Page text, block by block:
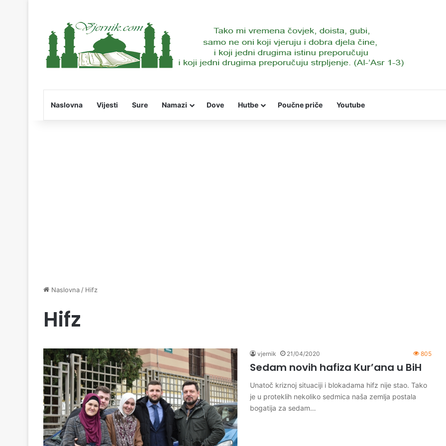
Naslovna Vijesti Sure Namazi Dove Hutbe Poučne priče Youtube
Naslovna / Hifz
Hifz
vjernik 21/04/2020 805
Sedam novih hafiza Kur’ana u BiH
Unatoč kriznoj situaciji i blokadama hifz nije stao. Tako
je u proteklih nekoliko sedmica naša zemlja postala
bogatija za sedam…